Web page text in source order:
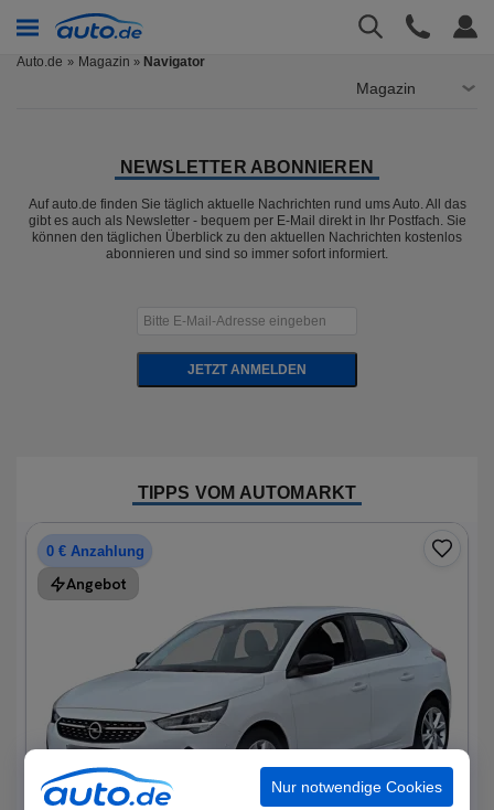
Auto.de Magazin » Navigator
Magazin
NEWSLETTER ABONNIEREN
Auf auto.de finden Sie täglich aktuelle Nachrichten rund ums Auto. All das
gibt es auch als Newsletter - bequem per E-Mail direkt in Ihr Postfach. Sie
können den täglichen Überblick zu den aktuellen Nachrichten kostenlos
abonnieren und sind so immer sofort informiert.
JETZT ANMELDEN
TIPPS VOM AUTOMARKT
0 € Anzahlung
Angebot
Nur notwendige Cookies